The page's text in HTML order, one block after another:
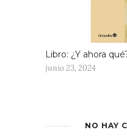
Libro: ¿Y ahora
junio 23, 2024
NO HAY